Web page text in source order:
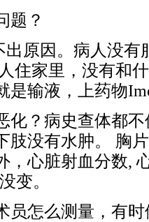
题？
出原因。病人没有
住家里，没有和
是输液，上药物
化？病史查体都
肢没有水肿。 胸
，心脏射血分数,
变。
员怎么测量，有